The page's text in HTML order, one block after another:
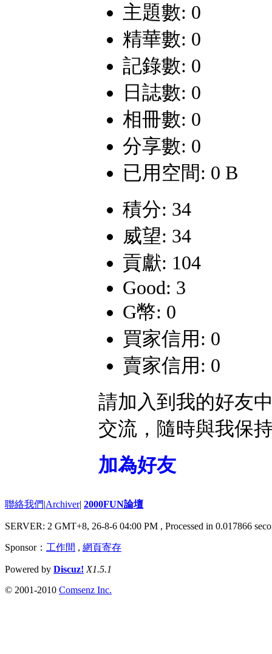
主題數: 0
精華數: 0
記錄數: 0
日誌數: 0
相冊數: 0
分享數: 0
已用空間: 0 B
積分: 34
威望: 34
貢獻: 104
Good: 3
G幣: 0
買家信用: 0
賣家信用: 0
請加入到我的好友
交流，隨時與我保
加為好友
聯絡我們|Archiver| 2000FUN論壇
SERVER: 2 GMT+8, 26-8-6 04:00 PM , Processed in 0.017866
Sponsor： 工作間 , 網頁寄存
Powered by Discuz! X1.5.1
© 2001-2010 Comsenz Inc.